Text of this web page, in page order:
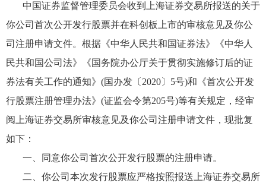
中国证券监督管理委员会收到上海证券交易所报送的关于
你公司首次公开发行股票并在科创板上市的审核意见及你公
司注册申请文件。根据《中华人民共和国证券法》《中华人
民共和国公司法》《国务院办公厅关于贯彻实施修订后的证
券法有关工作的通知》(国办发〔2020〕5号)和《首次公开发
行股票注册管理办法》(证监会令第205号)等有关规定，经审
阅上海证券交易所审核意见及你公司注册申请文件，现批复
如下：
一、同意你公司首次公开发行股票的注册申请。
二、你公司本次发行股票应严格按照报送上海证券交易所